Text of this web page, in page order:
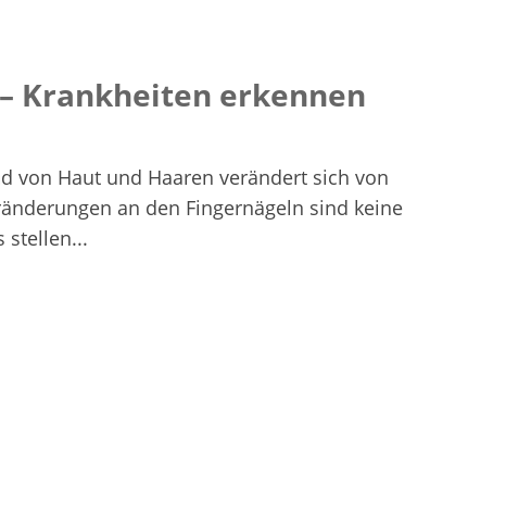
Krankheiten erkennen
von Haut und Haaren verändert sich von
an den Fingernägeln sind keine
stellen...